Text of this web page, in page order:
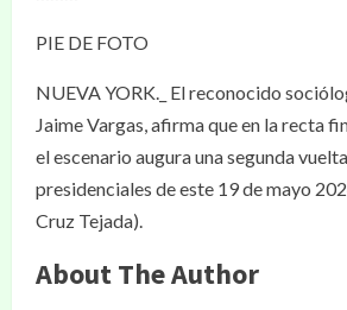
PIE DE FOTO
NUEVA YORK._ El reconocido
Jaime Vargas, afirma que en la recta
el escenario augura una segunda
presidenciales de este 19 de mayo
Cruz Tejada).
About The Author